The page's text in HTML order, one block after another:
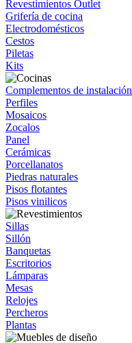
Revestimientos Outlet
Grifería de cocina
Electrodomésticos
Cestos
Piletas
Kits
Complementos de instalación
Perfiles
Mosaicos
Zocalos
Panel
Cerámicas
Porcellanatos
Piedras naturales
Pisos flotantes
Pisos vinilicos
Sillas
Sillón
Banquetas
Escritorios
Lámparas
Mesas
Relojes
Percheros
Plantas